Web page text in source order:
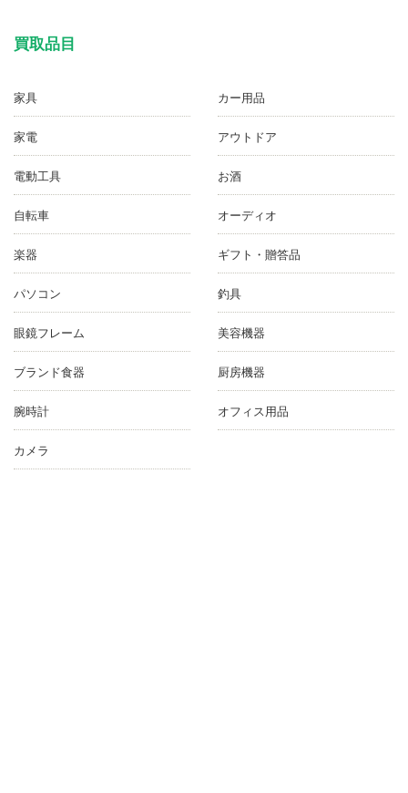
買取品目
家具
家電
電動工具
自転車
楽器
パソコン
眼鏡フレーム
ブランド食器
腕時計
カメラ
カー用品
アウトドア
お酒
オーディオ
ギフト・贈答品
釣具
美容機器
厨房機器
オフィス用品